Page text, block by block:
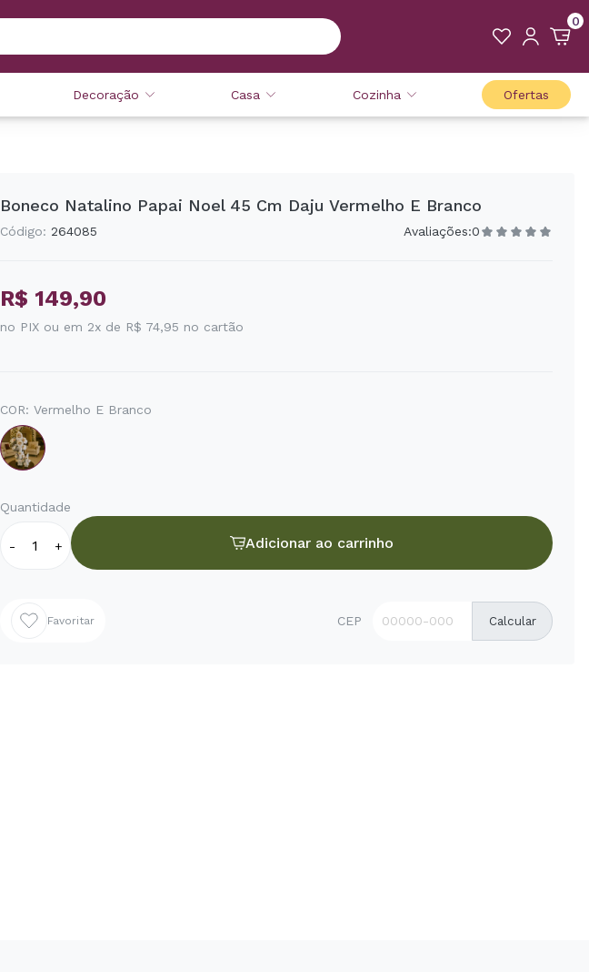
0
Decoração Casa Cozinha Ofertas
Boneco Natalino Papai Noel 45 Cm Daju Vermelho E Branco
Código: 264085 Avaliações:0
R$ 149,90
no PIX ou em 2x de R$ 74,95 no cartão
COR: Vermelho E Branco
Quantidade
- + Adicionar ao carrinho
Favoritar CEP Calcular